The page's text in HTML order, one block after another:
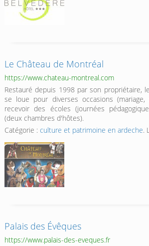
Le Château de Montréal
https://www.chateau-montreal.com
Restauré depuis 1998 par son propriétaire,
se loue pour diverses occasions (mariage,
recevoir des écoles (journées
(deux chambres d'hôtes).
Catégorie : culture et patrimoine en ardeche.
Palais des Évêques
https://www.palais-des-eveques.fr